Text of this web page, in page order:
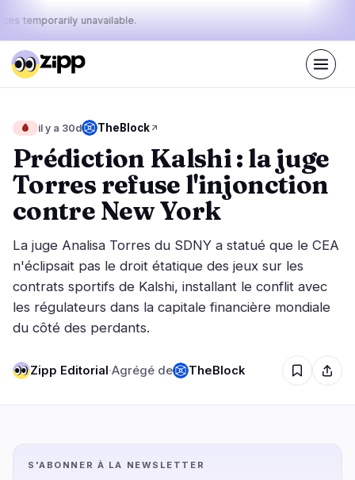
temporarily unavailable.
Le pouls
d'aujourd'hui
:
Actualités
39
Histoires en vedette 0
Classements
Marchés
ETF 2
Macro 4
Gouvernement 9
🩸 il y a 30d TheBlock
Prédiction Kalshi : la juge
Torres refuse l'injonction
contre New York
La juge Analisa Torres du SDNY a statué que le CEA
n'éclipsait pas le droit étatique des jeux sur les
contrats sportifs de Kalshi, installant le conflit avec
les régulateurs dans la capitale financière mondiale
du côté des perdants.
Zipp Editorial·Agrégé de TheBlock
S'ABONNER À LA NEWSLETTER